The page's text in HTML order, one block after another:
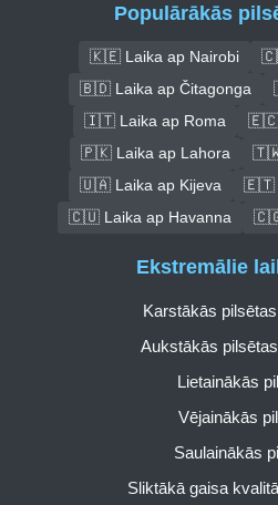
Populārākās
🇰🇪 Laika ap Nairobi
🇧🇩 Laika ap Čitagonga
🇮🇹 Laika ap Roma
🇪🇨
🇵🇰 Laika ap Lahora
🇹🇼
🇺🇦 Laika ap Kijeva
🇪🇹
🇨🇺 Laika ap Havanna
🇨🇬
Ekstremālie
Karstākās
Aukstākās
Lietainākās
Vējainākās
Saulainākās
Sliktākā gaisa